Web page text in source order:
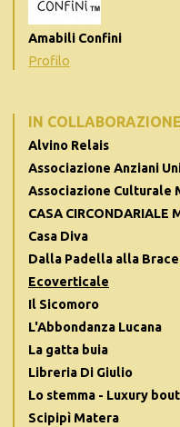
Amabili Confini
Profilo
IN
Alvino Relais
Associazione Anziani
Associazione Culturale
CASA CIRCONDARIALE
Casa Diva
Dalla Padella alla Brace
Ecoverticale
Il Sicomoro
L'Abbondanza Lucana
La gatta buia
Libreria Di Giulio
Lo stemma - Luxury
Scipipì Matera